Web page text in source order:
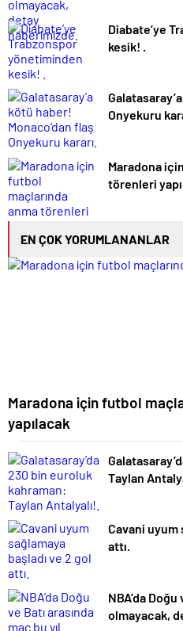
Diabate’ye
kesik! .
Onyekuru
Maradona
törenleri
EN ÇOK YORUMLANANLAR
Maradona için futbol
yapılacak
Taylan
Cavani uyum
attı.
NBA’da Doğu
olmayacak,